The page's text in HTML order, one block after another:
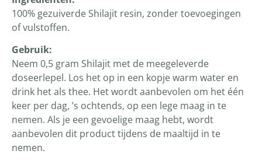
100% gezuiverde Shilajit resin, zonder toevoegingen
of vulstoffen.
Gebruik:
Neem 0,5 gram Shilajit met de meegeleverde
doseerlepel. Los het op in een kopje warm water en
drink het als thee. Het wordt aanbevolen om het één
keer per dag, ’s ochtends, op een lege maag in te
nemen. Als je een gevoelige maag hebt, wordt
aanbevolen dit product tijdens de maaltijd in te
nemen.